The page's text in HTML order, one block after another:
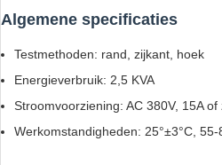
Algemene specificaties
Testmethoden: rand, zijkant, hoek
Energieverbruik: 2,5 KVA
Stroomvoorziening: AC 380V, 15A
Werkomstandigheden: 25°±3°C, 55-